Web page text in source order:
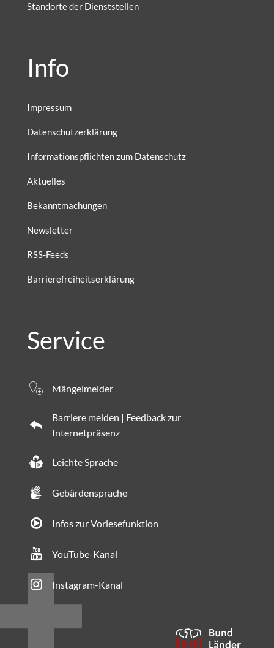
Standorte der Dienststellen
Info
Impressum
Datenschutzerklärung
Informationspflichten zum Datenschutz
Aktuelles
Bekanntmachungen
Newsletter
RSS-Feeds
Barrierefreiheitserklärung
Service
Mängelmelder
Barriere melden | Feedback zur
Internetpräsenz
Leichte Sprache
Gebärdensprache
Infos zur Vorlesefunktion
YouTube-Kanal
Instagram-Kanal